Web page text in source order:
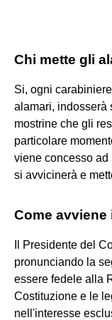
Chi mette gli
Si, ogni
alamari, indosserà
mostrine che gli
particolare
viene concesso ad
si avvicinerà e
Come
Il Presidente del
pronunciando la
essere fedele alla
Costituzione e le
nell'interesse